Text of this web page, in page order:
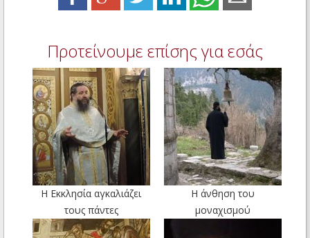
Προτείνουμε επίσης για εσάς
Η Εκκλησία αγκαλιάζει
τους πάντες
Η άνθηση του
μοναχισμού